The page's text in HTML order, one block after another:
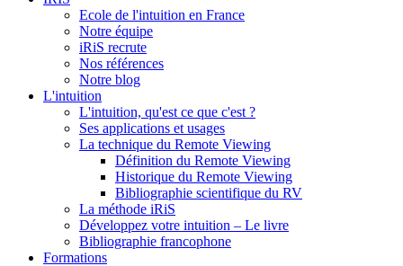
Ecole de l'intuition en France
Notre équipe
iRiS recrute
Nos références
Notre blog
L'intuition
L'intuition, qu'est ce que c'est ?
Ses applications et usages
La technique du Remote Viewing
Définition du Remote Viewing
Historique du Remote Viewing
Bibliographie scientifique du RV
La méthode iRiS
Développez votre intuition – Le livre
Bibliographie francophone
Formations